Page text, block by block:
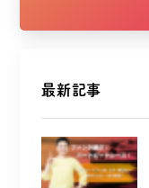
最新記事